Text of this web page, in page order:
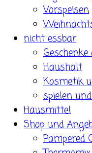
Vorspeisen
nicht essbar
Haushalt
Kosmetik
spielen
Hausmittel
Shop und
Pampered